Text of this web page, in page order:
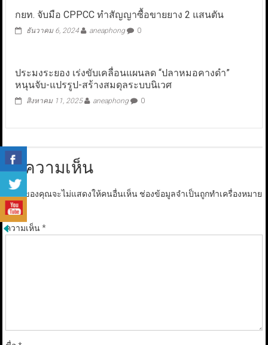
กยท. จับมือ CPPCC ทำสัญญาซื้อขายยาง 2 แสนตัน
ธันวาคม 6, 2024 aneaphong 0
ประมงระยอง เร่งขับเคลื่อนแผนลด “ปลาหมอคางดำ”
หนุนจับ-แปรรูป-สร้างสมดุลระบบนิเวศ
สิงหาคม 11, 2025 aneaphong 0
ใส่ความเห็น
อีเมลของคุณจะไม่แสดงให้คนอื่นเห็น ช่องข้อมูลจำเป็นถูกทำเครื่องหมาย
*
ความเห็น*